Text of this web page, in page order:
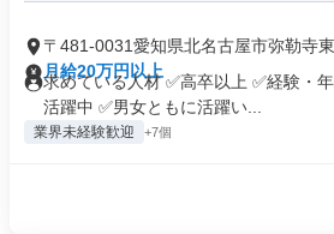
〒481-0031愛知県北名古屋市弥勒寺東
月給20万円以上
求めている人材 ✅高卒以上 ✅経験・
活躍中 ✅男女ともに活躍い...
業界未経験歓迎 +7個